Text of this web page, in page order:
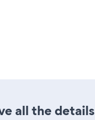
all the details